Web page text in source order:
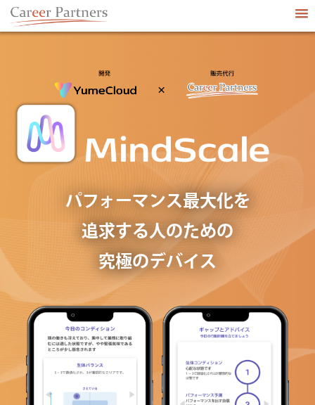
パフォーマンス最大化を
追求する人のための
究極のデバイス